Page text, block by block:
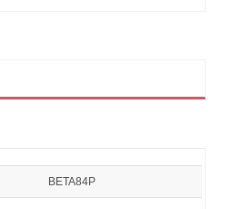
BETA84P